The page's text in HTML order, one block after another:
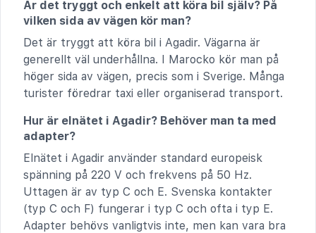
Är det tryggt och enkelt att köra bil själv? På
vilken sida av vägen kör man?
Det är tryggt att köra bil i Agadir. Vägarna är
generellt väl underhållna. I Marocko kör man på
höger sida av vägen, precis som i Sverige. Många
turister föredrar taxi eller organiserad transport.
Hur är elnätet i Agadir? Behöver man ta med
adapter?
Elnätet i Agadir använder standard europeisk
spänning på 220 V och frekvens på 50 Hz.
Uttagen är av typ C och E. Svenska kontakter
(typ C och F) fungerar i typ C och ofta i typ E.
Adapter behövs vanligtvis inte, men kan vara bra